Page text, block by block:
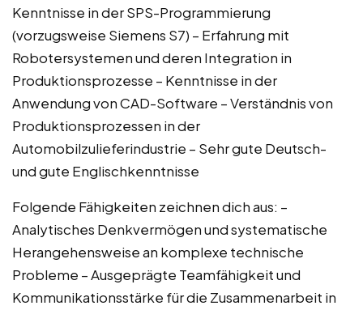
Kenntnisse in der SPS-Programmierung
(vorzugsweise Siemens S7) – Erfahrung mit
Robotersystemen und deren Integration in
Produktionsprozesse – Kenntnisse in der
Anwendung von CAD-Software – Verständnis von
Produktionsprozessen in der
Automobilzulieferindustrie – Sehr gute Deutsch-
und gute Englischkenntnisse
Folgende Fähigkeiten zeichnen dich aus: –
Analytisches Denkvermögen und systematische
Herangehensweise an komplexe technische
Probleme – Ausgeprägte Teamfähigkeit und
Kommunikationsstärke für die Zusammenarbeit in